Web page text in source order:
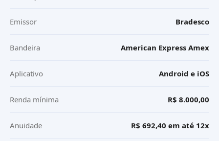
Emissor Bradesco
Bandeira American Express Amex
Aplicativo Android e iOS
Renda mínima R$ 8.000,00
Anuidade R$ 692,40 em até 12x